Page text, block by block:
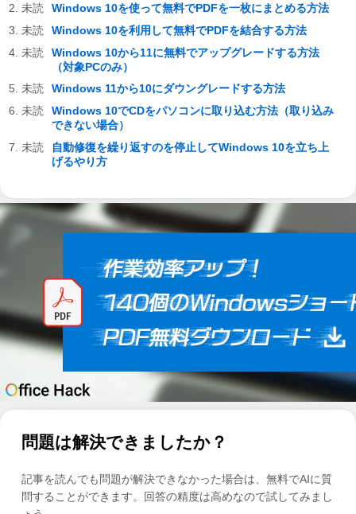
Windows 10を使って無料でPDFを一枚にまとめる方法
Windows 10を利用して無料でPDFを結合する方法
Windows 10から11に無料でアップグレードする方法
（対象PCのみ）
Windows 11から10にダウングレードする方法
Windows 10でCDをパソコンに取り込む方法（取り込み
できない場合）
自動修復を繰り返すのを停止してWindows 10を立ち上
げるやり方
問題は解決できましたか？
記事を読んでも問題が解決できなかった場合は、無料でAIに質
問することができます。回答の精度は高めなので試してみまし